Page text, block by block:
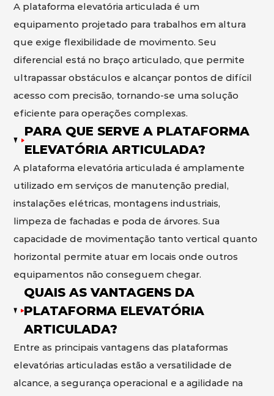
A plataforma elevatória articulada é um
equipamento projetado para trabalhos em altura
que exige flexibilidade de movimento. Seu
diferencial está no braço articulado, que permite
ultrapassar obstáculos e alcançar pontos de difícil
acesso com precisão, tornando-se uma solução
eficiente para operações complexas.
PARA QUE SERVE A PLATAFORMA
ELEVATÓRIA ARTICULADA?
A plataforma elevatória articulada é amplamente
utilizado em serviços de manutenção predial,
instalações elétricas, montagens industriais,
limpeza de fachadas e poda de árvores. Sua
capacidade de movimentação tanto vertical quanto
horizontal permite atuar em locais onde outros
equipamentos não conseguem chegar.
QUAIS AS VANTAGENS DA
PLATAFORMA ELEVATÓRIA
ARTICULADA?
Entre as principais vantagens das plataformas
elevatórias articuladas estão a versatilidade de
alcance, a segurança operacional e a agilidade na